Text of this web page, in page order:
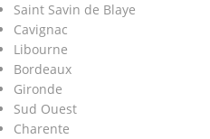
Saint Savin de Blaye
Cavignac
Libourne
Bordeaux
Gironde
Sud Ouest
Charente